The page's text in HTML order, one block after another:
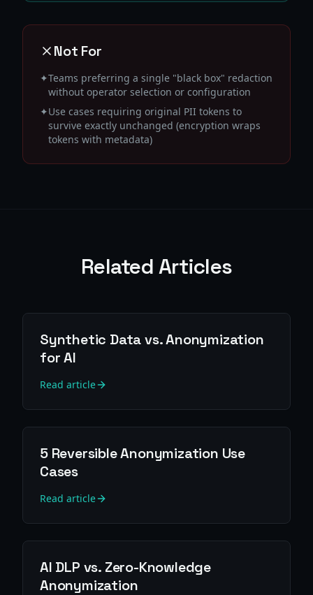
Not For
✦Teams preferring a single "black box" redaction
without operator selection or configuration
✦Use cases requiring original PII tokens to
survive exactly unchanged (encryption wraps
tokens with metadata)
Related Articles
Synthetic Data vs. Anonymization
for AI
Read article
5 Reversible Anonymization Use
Cases
Read article
AI DLP vs. Zero-Knowledge
Anonymization